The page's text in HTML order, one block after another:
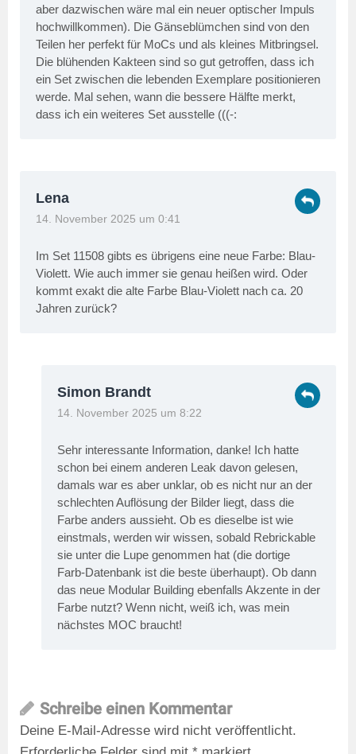
aber dazwischen wäre mal ein neuer optischer Impuls
hochwillkommen). Die Gänseblümchen sind von den
Teilen her perfekt für MoCs und als kleines Mitbringsel.
Die blühenden Kakteen sind so gut getroffen, dass ich
ein Set zwischen die lebenden Exemplare positionieren
werde. Mal sehen, wann die bessere Hälfte merkt,
dass ich ein weiteres Set ausstelle (((-:
Lena
14. November 2025 um 0:41
Im Set 11508 gibts es übrigens eine neue Farbe: Blau-
Violett. Wie auch immer sie genau heißen wird. Oder
kommt exakt die alte Farbe Blau-Violett nach ca. 20
Jahren zurück?
Simon Brandt
14. November 2025 um 8:22
Sehr interessante Information, danke! Ich hatte
schon bei einem anderen Leak davon gelesen,
damals war es aber unklar, ob es nicht nur an der
schlechten Auflösung der Bilder liegt, dass die
Farbe anders aussieht. Ob es dieselbe ist wie
einstmals, werden wir wissen, sobald Rebrickable
sie unter die Lupe genommen hat (die dortige
Farb-Datenbank ist die beste überhaupt). Ob dann
das neue Modular Building ebenfalls Akzente in der
Farbe nutzt? Wenn nicht, weiß ich, was mein
nächstes MOC braucht!
Schreibe einen Kommentar
Deine E-Mail-Adresse wird nicht veröffentlicht.